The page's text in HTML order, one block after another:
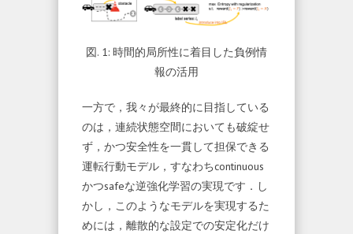
図. 1: 時間的局所性に着目した負例情
報の活用
一方で，我々が最終的に目指している
のは，連続状態空間においても破綻せ
ず，かつ安全性を一貫して担保できる
運転行動モデル，すなわちcontinuous
かつsafeな逆強化学習の実現です．し
かし，このようなモデルを実現するた
めには，離散的な設定での安定化だけ